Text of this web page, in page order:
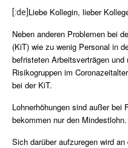
[:de]Liebe Kollegin, lieber
Neben anderen Problemen bei
(KiT) wie zu wenig Personal in
befristeten Arbeitsverträgen
Risikogruppen im
bei der KiT.
Lohnerhöhungen sind außer bei
bekommen nur den Mindestlohn.
Sich darüber aufzuregen wird